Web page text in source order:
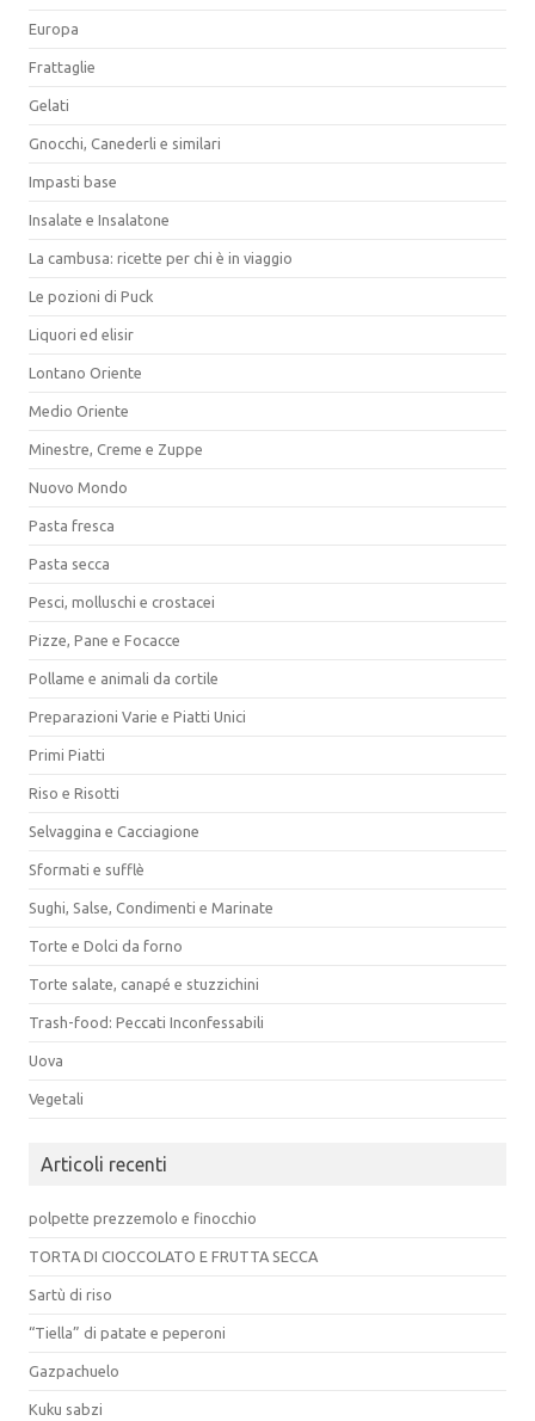
Europa
Frattaglie
Gelati
Gnocchi, Canederli e similari
Impasti base
Insalate e Insalatone
La cambusa: ricette per chi è in viaggio
Le pozioni di Puck
Liquori ed elisir
Lontano Oriente
Medio Oriente
Minestre, Creme e Zuppe
Nuovo Mondo
Pasta fresca
Pasta secca
Pesci, molluschi e crostacei
Pizze, Pane e Focacce
Pollame e animali da cortile
Preparazioni Varie e Piatti Unici
Primi Piatti
Riso e Risotti
Selvaggina e Cacciagione
Sformati e sufflè
Sughi, Salse, Condimenti e Marinate
Torte e Dolci da forno
Torte salate, canapé e stuzzichini
Trash-food: Peccati Inconfessabili
Uova
Vegetali
Articoli recenti
polpette prezzemolo e finocchio
TORTA DI CIOCCOLATO E FRUTTA SECCA
Sartù di riso
“Tiella” di patate e peperoni
Gazpachuelo
Kuku sabzi